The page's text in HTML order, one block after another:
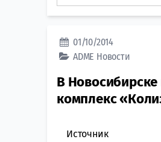
01/10/2014
ADME Новости
В
комплекс
Источник